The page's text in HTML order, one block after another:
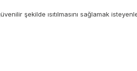
şekilde ısıtılmasını sağlamak